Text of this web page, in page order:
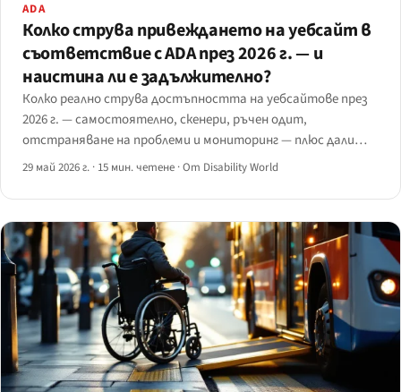
ADA
Колко струва привеждането на уебсайт в
съответствие с ADA през 2026 г. — и
наистина ли е задължително?
Колко реално струва достъпността на уебсайтове през
2026 г. — самостоятелно, скенери, ръчен одит,
отстраняване на проблеми и мониторинг — плюс дали
законово е задължително, какво се случва при игнориране
29 май 2026 г. · 15 мин. четене ·От Disability World